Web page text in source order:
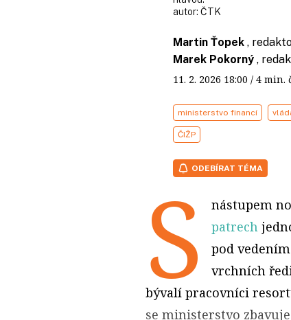
autor: ČTK
Martin Ťopek ,
Marek Pokorný ,
11. 2. 2026 18:00 / 4
ministerstvo financí
ČIŽP
ODEBÍRAT TÉMA
S nástupem
patrech
pod vedením
vrchních
bývalí pracovníci
se ministerstvo